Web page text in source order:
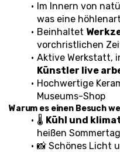
Im Innern von
was eine
Beinhaltet
vorchristlichen
Künstler live
Hochwertige
Museums-Shop
Warum es einen Besuch
🌡️ Kühl und
heißen
📸 Schönes Licht